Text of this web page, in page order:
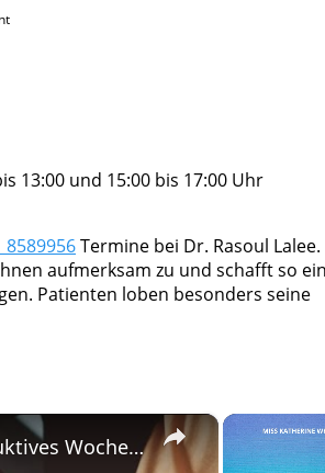
13:00 und 15:00 bis 17:00 Uhr
8589956Termine bei Dr. Rasoul Lalee.
aufmerksam zu und schafft so
Patienten loben besonders seine
×
#DailyVlog! Ich hatte ein absolutes, produktives Wochenende.